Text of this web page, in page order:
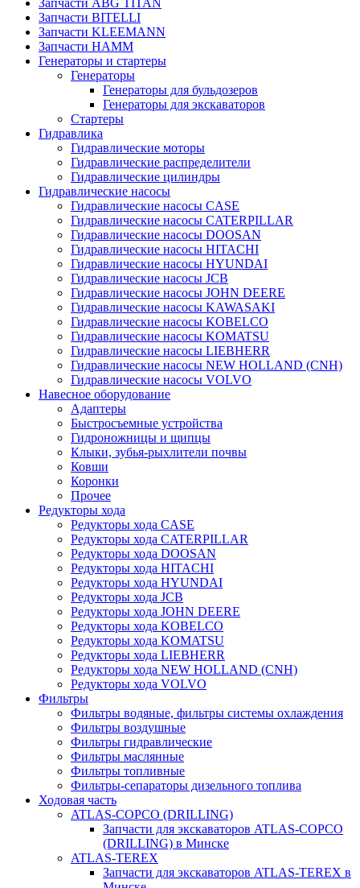
Запчасти ABG TITAN
Запчасти BITELLI
Запчасти KLEEMANN
Запчасти HAMM
Генераторы и стартеры
Генераторы
Генераторы для бульдозеров
Генераторы для экскаваторов
Стартеры
Гидравлика
Гидравлические моторы
Гидравлические распределители
Гидравлические цилиндры
Гидравлические насосы
Гидравлические насосы CASE
Гидравлические насосы CATERPILLAR
Гидравлические насосы DOOSAN
Гидравлические насосы HITACHI
Гидравлические насосы HYUNDAI
Гидравлические насосы JCB
Гидравлические насосы JOHN DEERE
Гидравлические насосы KAWASAKI
Гидравлические насосы KOBELCO
Гидравлические насосы KOMATSU
Гидравлические насосы LIEBHERR
Гидравлические насосы NEW HOLLAND (CNH)
Гидравлические насосы VOLVO
Навесное оборудование
Адаптеры
Быстросъемные устройства
Гидроножницы и щипцы
Клыки, зубья-рыхлители почвы
Ковши
Коронки
Прочее
Редукторы хода
Редукторы хода CASE
Редукторы хода CATERPILLAR
Редукторы хода DOOSAN
Редукторы хода HITACHI
Редукторы хода HYUNDAI
Редукторы хода JCB
Редукторы хода JOHN DEERE
Редукторы хода KOBELCO
Редукторы хода KOMATSU
Редукторы хода LIEBHERR
Редукторы хода NEW HOLLAND (CNH)
Редукторы хода VOLVO
Фильтры
Фильтры водяные, фильтры системы охлаждения
Фильтры воздушные
Фильтры гидравлические
Фильтры маслянные
Фильтры топливные
Фильтры-сепараторы дизельного топлива
Ходовая часть
ATLAS-COPCO (DRILLING)
Запчасти для экскаваторов ATLAS-COPCO
(DRILLING) в Минске
ATLAS-TEREX
Запчасти для экскаваторов ATLAS-TEREX в